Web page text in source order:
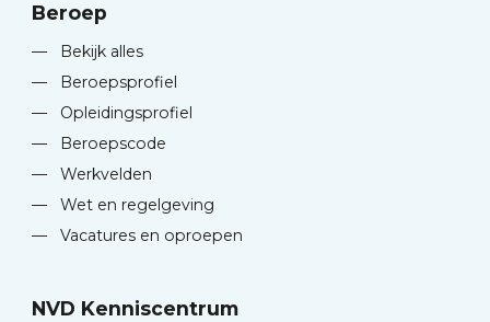
Beroep
—
Bekijk alles
—
Beroepsprofiel
—
Opleidingsprofiel
—
Beroepscode
—
Werkvelden
—
Wet en regelgeving
—
Vacatures en oproepen
NVD Kenniscentrum